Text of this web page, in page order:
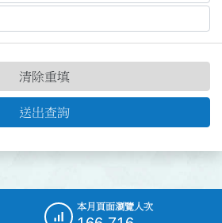
送出查詢
清除重填
本月頁面瀏覽人次